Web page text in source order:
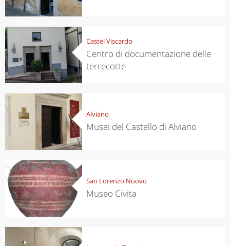
Castel Viscardo
Centro di documentazione delle
terrecotte
Alviano
Musei del Castello di Alviano
San Lorenzo Nuovo
Museo Civita